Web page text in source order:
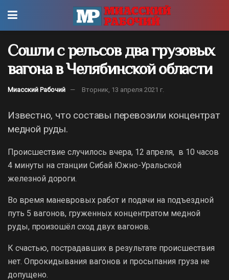
Сошли с рельсов два грузовых
вагона в Челябинской области
Миасский Рабочий Вторник, 13 апреля 2021 г.
Известно, что составы перевозили концентрат
медной руды.
Происшествие случилось вчера, 12 апреля, в 10 часов
4 минуты на станции Сибай Южно-Уральской
железной дороги.
Во время маневровых работ и подачи на подъездной
путь 5 вагонов, груженных концентратом медной
руды, произошёл сход двух вагонов.
К счастью, пострадавших в результате происшествия
нет. Опрокидывания вагонов и просыпания груза не
допущено.